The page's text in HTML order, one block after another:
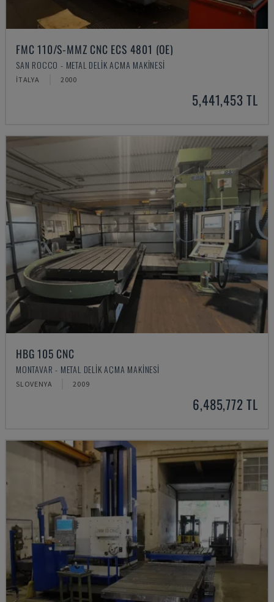
FMC 110/S-MMZ CNC ECS 4801 (OE)
SAN ROCCO - METAL DELIK AÇMA MAKINESI
İTALYA 2000
5,441,453 TL
HBG 105 CNC
MONTAVAR - METAL DELIK AÇMA MAKINESI
SLOVENYA 2009
6,485,772 TL